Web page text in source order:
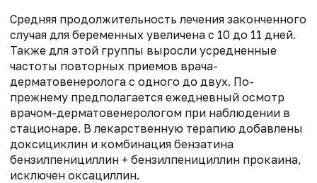
Средняя продолжительность лечения законченного
случая для беременных увеличена с 10 до 11 дней.
Также для этой группы выросли усредненные
частоты повторных приемов врача-
дерматовенеролога с одного до двух. По-
прежнему предполагается ежедневный осмотр
врачом-дерматовенерологом при наблюдении в
стационаре. В лекарственную терапию добавлены
доксициклин и комбинация бензатина
бензилпенициллин + бензилпенициллин прокаина,
исключен оксациллин.